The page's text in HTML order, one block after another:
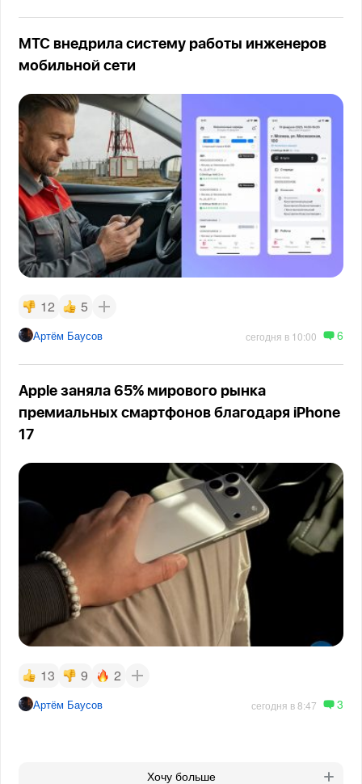
МТС внедрила систему работы инженеров
мобильной сети
12 5
Артём Баусов сегодня в 10:00 6
Apple заняла 65% мирового рынка
премиальных смартфонов благодаря iPhone
17
13 9 2
Артём Баусов сегодня в 8:47 3
Хочу больше